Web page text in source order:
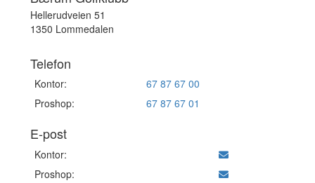
Hellerudveien 51
1350 Lommedalen
Telefon
Kontor:
67 87 67 00
Proshop:
67 87 67 01
E-post
Kontor:
Proshop: